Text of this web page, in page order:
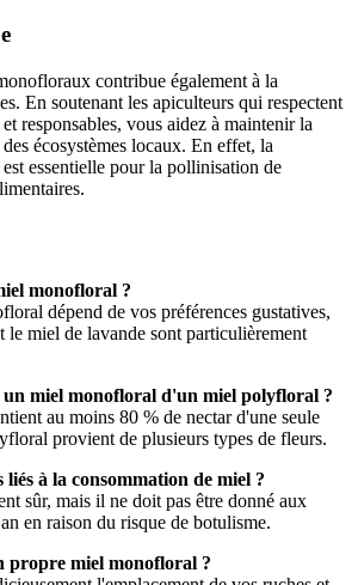
contribue également à la
En soutenant les apiculteurs qui respectent
responsables, vous aidez à maintenir la
écosystèmes locaux. En effet, la
essentielle pour la pollinisation de
monofloral ?
dépend de vos préférences gustatives,
le miel de lavande sont particulièrement
miel monofloral d'un miel polyfloral ?
au moins 80 % de nectar d'une seule
provient de plusieurs types de fleurs.
liés à la consommation de miel ?
sûr, mais il ne doit pas être donné aux
en raison du risque de botulisme.
propre miel monofloral ?